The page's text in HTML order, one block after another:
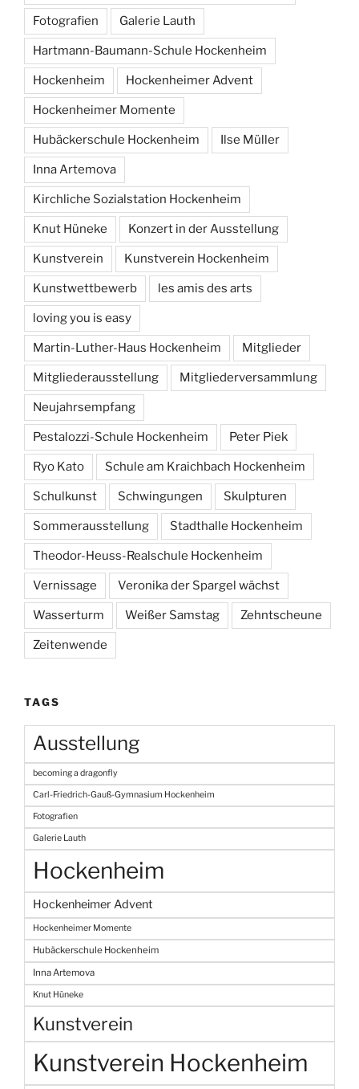
Fotografien Galerie Lauth
Hartmann-Baumann-Schule Hockenheim
Hockenheim Hockenheimer Advent
Hockenheimer Momente
Hubäckerschule Hockenheim Ilse Müller
Inna Artemova
Kirchliche Sozialstation Hockenheim
Knut Hüneke Konzert in der Ausstellung
Kunstverein Kunstverein Hockenheim
Kunstwettbewerb les amis des arts
loving you is easy
Martin-Luther-Haus Hockenheim Mitglieder
Mitgliederausstellung Mitgliederversammlung
Neujahrsempfang
Pestalozzi-Schule Hockenheim Peter Piek
Ryo Kato Schule am Kraichbach Hockenheim
Schulkunst Schwingungen Skulpturen
Sommerausstellung Stadthalle Hockenheim
Theodor-Heuss-Realschule Hockenheim
Vernissage Veronika der Spargel wächst
Wasserturm Weißer Samstag Zehntscheune
Zeitenwende
TAGS
Ausstellung
becoming a dragonfly
Carl-Friedrich-Gauß-Gymnasium Hockenheim
Fotografien
Galerie Lauth
Hockenheim
Hockenheimer Advent
Hockenheimer Momente
Hubäckerschule Hockenheim
Inna Artemova
Knut Hüneke
Kunstverein
Kunstverein Hockenheim